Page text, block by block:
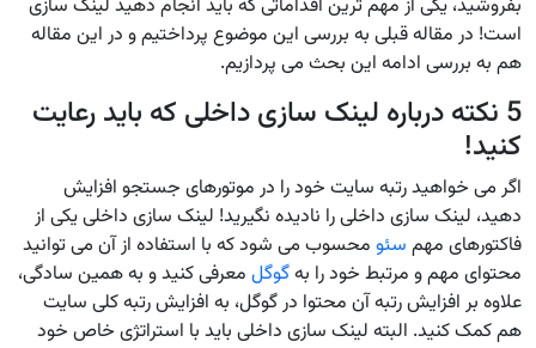
بفروشید، یکی از مهم ترین اقداماتی که باید انجام دهید لینک سازی
است! در مقاله قبلی به بررسی این موضوع پرداختیم و در این مقاله
هم به بررسی ادامه این بحث می پردازیم.
5 نکته درباره لینک سازی داخلی که باید رعایت
کنید!
اگر می خواهید رتبه سایت خود را در موتورهای جستجو افزایش
دهید، لینک سازی داخلی را نادیده نگیرید! لینک سازی داخلی یکی از
فاکتورهای مهم سئو محسوب می شود که با استفاده از آن می توانید
محتوای مهم و مرتبط خود را بهگوگل معرفی کنید و به همین سادگی،
علاوه بر افزایش رتبه آن محتوا در گوگل، به افزایش رتبه کلی سایت
هم کمک کنید. البته لینک سازی داخلی باید با استراتژی خاص خود